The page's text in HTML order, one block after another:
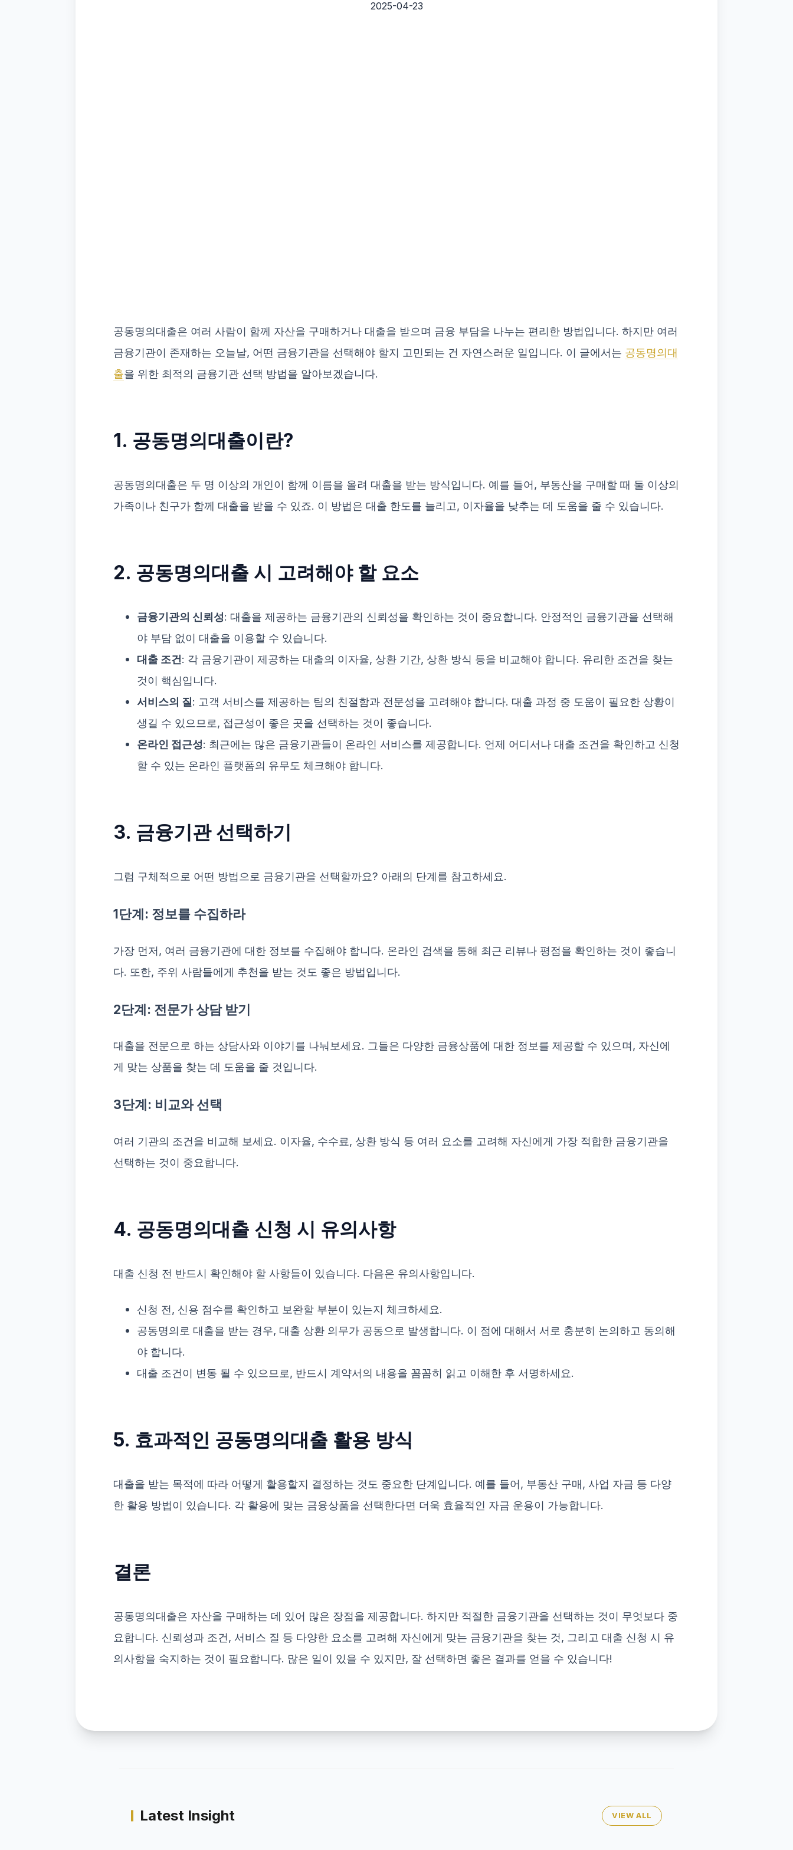
2025-04-23
공동명의대출은 여러 사람이 함께 자산을 구매하거나 대출을 받으며 금융 부담을 나누는 편리한 방법입니다. 하지만 여러
금융기관이 존재하는 오늘날, 어떤 금융기관을 선택해야 할지 고민되는 건 자연스러운 일입니다. 이 글에서는 공동명의대
출을 위한 최적의 금융기관 선택 방법을 알아보겠습니다.
1. 공동명의대출이란?
공동명의대출은 두 명 이상의 개인이 함께 이름을 올려 대출을 받는 방식입니다. 예를 들어, 부동산을 구매할 때 둘 이상의
가족이나 친구가 함께 대출을 받을 수 있죠. 이 방법은 대출 한도를 늘리고, 이자율을 낮추는 데 도움을 줄 수 있습니다.
2. 공동명의대출 시 고려해야 할 요소
금융기관의 신뢰성: 대출을 제공하는 금융기관의 신뢰성을 확인하는 것이 중요합니다. 안정적인 금융기관을 선택해
야 부담 없이 대출을 이용할 수 있습니다.
대출 조건: 각 금융기관이 제공하는 대출의 이자율, 상환 기간, 상환 방식 등을 비교해야 합니다. 유리한 조건을 찾는
것이 핵심입니다.
서비스의 질: 고객 서비스를 제공하는 팀의 친절함과 전문성을 고려해야 합니다. 대출 과정 중 도움이 필요한 상황이
생길 수 있으므로, 접근성이 좋은 곳을 선택하는 것이 좋습니다.
온라인 접근성: 최근에는 많은 금융기관들이 온라인 서비스를 제공합니다. 언제 어디서나 대출 조건을 확인하고 신청
할 수 있는 온라인 플랫폼의 유무도 체크해야 합니다.
3. 금융기관 선택하기
그럼 구체적으로 어떤 방법으로 금융기관을 선택할까요? 아래의 단계를 참고하세요.
1단계: 정보를 수집하라
가장 먼저, 여러 금융기관에 대한 정보를 수집해야 합니다. 온라인 검색을 통해 최근 리뷰나 평점을 확인하는 것이 좋습니
다. 또한, 주위 사람들에게 추천을 받는 것도 좋은 방법입니다.
2단계: 전문가 상담 받기
대출을 전문으로 하는 상담사와 이야기를 나눠보세요. 그들은 다양한 금융상품에 대한 정보를 제공할 수 있으며, 자신에
게 맞는 상품을 찾는 데 도움을 줄 것입니다.
3단계: 비교와 선택
여러 기관의 조건을 비교해 보세요. 이자율, 수수료, 상환 방식 등 여러 요소를 고려해 자신에게 가장 적합한 금융기관을
선택하는 것이 중요합니다.
4. 공동명의대출 신청 시 유의사항
대출 신청 전 반드시 확인해야 할 사항들이 있습니다. 다음은 유의사항입니다.
신청 전, 신용 점수를 확인하고 보완할 부분이 있는지 체크하세요.
공동명의로 대출을 받는 경우, 대출 상환 의무가 공동으로 발생합니다. 이 점에 대해서 서로 충분히 논의하고 동의해
야 합니다.
대출 조건이 변동 될 수 있으므로, 반드시 계약서의 내용을 꼼꼼히 읽고 이해한 후 서명하세요.
5. 효과적인 공동명의대출 활용 방식
대출을 받는 목적에 따라 어떻게 활용할지 결정하는 것도 중요한 단계입니다. 예를 들어, 부동산 구매, 사업 자금 등 다양
한 활용 방법이 있습니다. 각 활용에 맞는 금융상품을 선택한다면 더욱 효율적인 자금 운용이 가능합니다.
결론
공동명의대출은 자산을 구매하는 데 있어 많은 장점을 제공합니다. 하지만 적절한 금융기관을 선택하는 것이 무엇보다 중
요합니다. 신뢰성과 조건, 서비스 질 등 다양한 요소를 고려해 자신에게 맞는 금융기관을 찾는 것, 그리고 대출 신청 시 유
의사항을 숙지하는 것이 필요합니다. 많은 일이 있을 수 있지만, 잘 선택하면 좋은 결과를 얻을 수 있습니다!
Latest Insight VIEW ALL